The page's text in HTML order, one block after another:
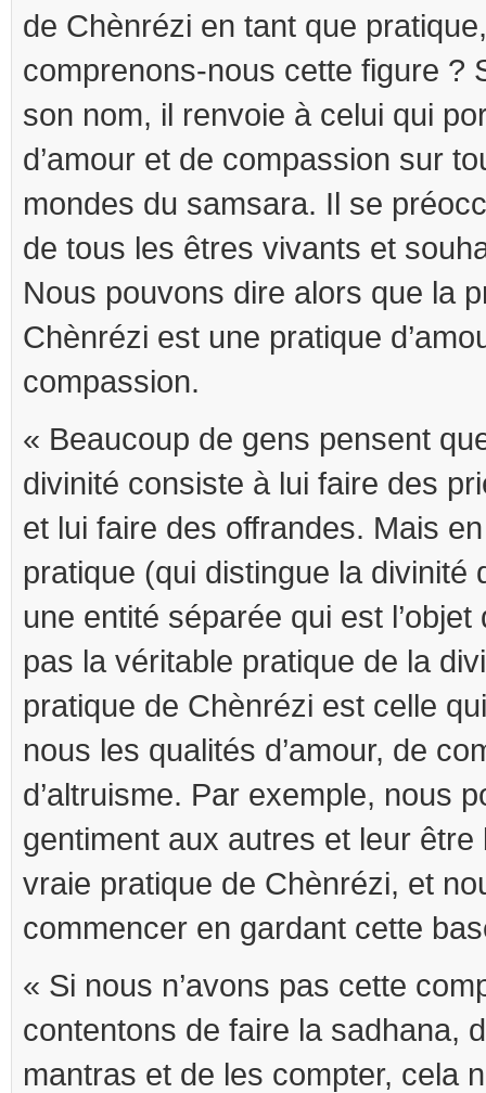
de Chènrézi en tant que
comprenons-nous cette figure ?
son nom, il renvoie à celui qui
d’amour et de compassion sur
mondes du samsara. Il se
de tous les êtres vivants et
Nous pouvons dire alors que la
Chènrézi est une pratique
compassion.
« Beaucoup de gens pensent
divinité consiste à lui faire des
et lui faire des offrandes. Mais
pratique (qui distingue la divinité
une entité séparée qui est l’objet
pas la véritable pratique de la
pratique de Chènrézi est celle
nous les qualités d’amour, de
d’altruisme. Par exemple, nous
gentiment aux autres et leur être
vraie pratique de Chènrézi, et
commencer en gardant cette
« Si nous n’avons pas cette
contentons de faire la sadhana,
mantras et de les compter, cela